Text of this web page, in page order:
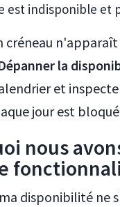
est indisponible et
créneau
la
et
jour est
nous
disponibilité ne